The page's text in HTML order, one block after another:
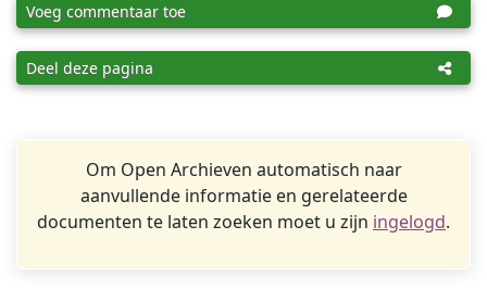
Voeg commentaar toe
Deel deze pagina
Om Open Archieven automatisch naar
aanvullende informatie en gerelateerde
documenten te laten zoeken moet u zijn ingelogd.